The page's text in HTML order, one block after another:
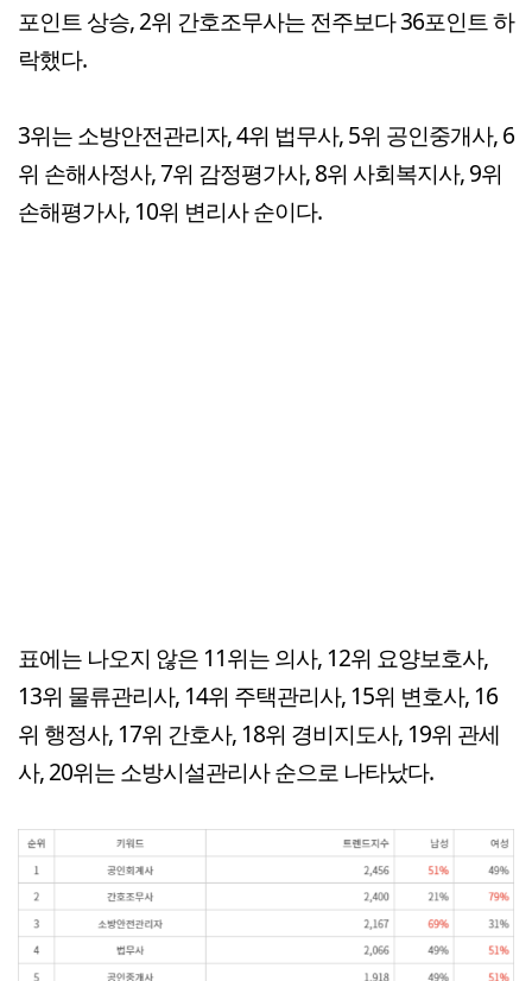
포인트 상승, 2위 간호조무사는 전주보다 36포인트 하
락했다.
3위는 소방안전관리자, 4위 법무사, 5위 공인중개사, 6
위 손해사정사, 7위 감정평가사, 8위 사회복지사, 9위
손해평가사, 10위 변리사 순이다.
표에는 나오지 않은 11위는 의사, 12위 요양보호사,
13위 물류관리사, 14위 주택관리사, 15위 변호사, 16
위 행정사, 17위 간호사, 18위 경비지도사, 19위 관세
사, 20위는 소방시설관리사 순으로 나타났다.